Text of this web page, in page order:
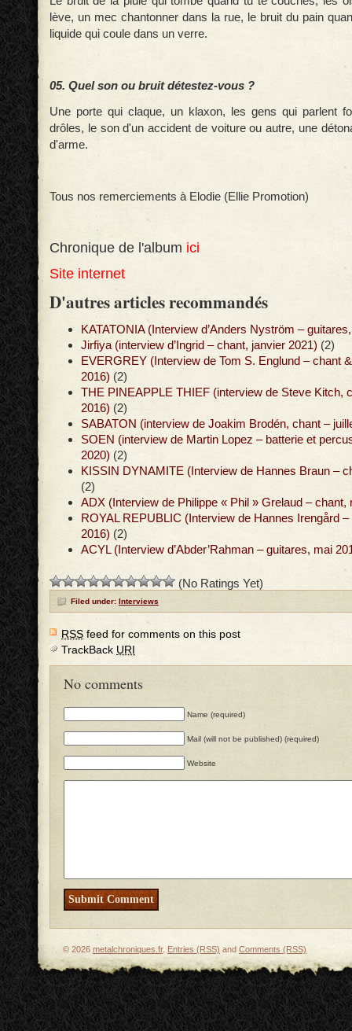
lève, un mec chantonner dans la rue, le bruit du pain
liquide qui coule dans un verre.
05. Quel son ou bruit détestez-vous ?
Une porte qui claque, un klaxon, les gens qui parlent
drôles, le son d'un accident de voiture ou autre, une
d'arme.
Tous nos remerciements à Elodie (Ellie Promotion)
Chronique de l'album ici
Site internet
D'autres articles recommandés
KATATONIA (Interview d’Anders Nyström –
Jirfiya (interview d’Ingrid – chant, janvier 2021) (2)
EVERGREY (Interview de Tom S. Englund – chant
2016) (2)
THE PINEAPPLE THIEF (interview de Steve Kitch,
2016) (2)
SABATON (interview de Joakim Brodén, chant –
SOEN (interview de Martin Lopez – batterie et
2020) (2)
KISSIN DYNAMITE (Interview de Hannes Braun –
(2)
ADX (Interview de Philippe « Phil » Grelaud – chant,
ROYAL REPUBLIC (Interview de Hannes Irengård
2016) (2)
ACYL (Interview d’Abder’Rahman – guitares, mai
(No Ratings Yet)
Filed under: Interviews
RSS feed for comments on this post
TrackBack URI
No comments
Name (required)
Mail (will not be published) (required)
Website
© 2026 metalchroniques.fr. Entries (RSS) and Comments (RSS)